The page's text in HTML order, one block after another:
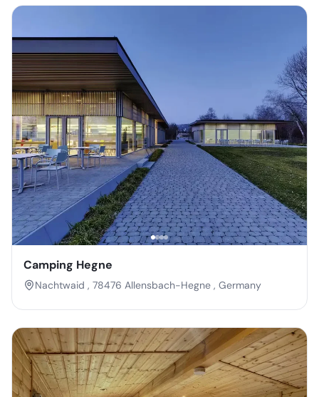
Camping Hegne
Nachtwaid , 78476 Allensbach-Hegne , Germany